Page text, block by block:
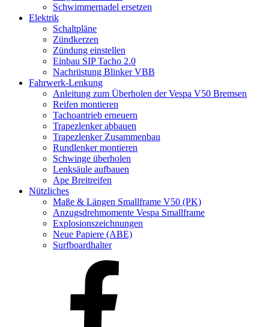
Schwimmernadel ersetzen
Elektrik
Schaltpläne
Zündkerzen
Zündung einstellen
Einbau SIP Tacho 2.0
Nachrüstung Blinker VBB
Fahrwerk-Lenkung
Anleitung zum Überholen der Vespa V50 Bremsen
Reifen montieren
Tachoantrieb erneuern
Trapezlenker abbauen
Trapezlenker Zusammenbau
Rundlenker montieren
Schwinge überholen
Lenksäule aufbauen
Ape Breitreifen
Nützliches
Maße & Längen Smallframe V50 (PK)
Anzugsdrehmomente Vespa Smallframe
Explosionszeichnungen
Neue Papiere (ABE)
Surfboardhalter